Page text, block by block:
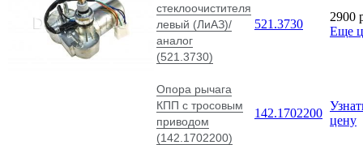
стеклоочистителя
левый (ЛиАЗ)/
аналог
(521.3730)
521.3730
2900
Еще
Опора рычага
КПП с тросовым
приводом
(142.1702200)
142.1702200
цену